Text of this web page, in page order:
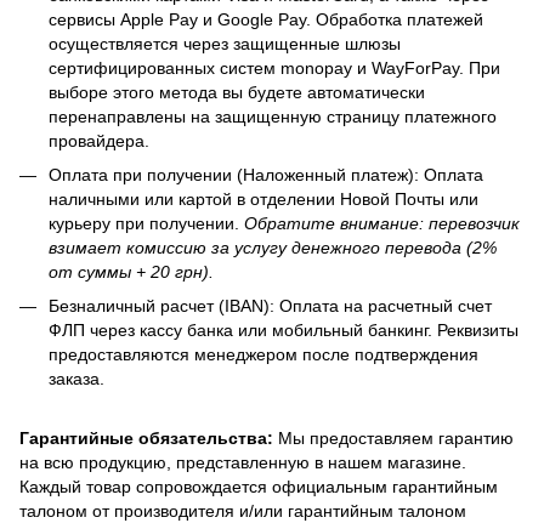
сервисы Apple Pay и Google Pay. Обработка платежей
осуществляется через защищенные шлюзы
сертифицированных систем monopay и WayForPay. При
выборе этого метода вы будете автоматически
перенаправлены на защищенную страницу платежного
провайдера.
Оплата при получении (Наложенный платеж): Оплата
наличными или картой в отделении Новой Почты или
курьеру при получении. Обратите внимание: перевозчик
взимает комиссию за услугу денежного перевода (2%
от суммы + 20 грн).
Безналичный расчет (IBAN): Оплата на расчетный счет
ФЛП через кассу банка или мобильный банкинг. Реквизиты
предоставляются менеджером после подтверждения
заказа.
Гарантийные обязательства: Мы предоставляем гарантию
на всю продукцию, представленную в нашем магазине.
Каждый товар сопровождается официальным гарантийным
талоном от производителя и/или гарантийным талоном